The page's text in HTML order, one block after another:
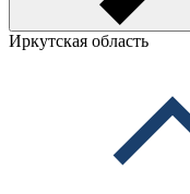
Иркутская область